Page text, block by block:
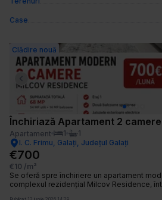
Case
Previous slide
Clădire nouă
Închiriază Apartament 2 camere
Apartament 1
1
I. C. Frimu, Galați, Județul Galați
€700
€10 /m²
Se oferă spre închiriere un apartament
complexul rezidențial Milcov Residence,